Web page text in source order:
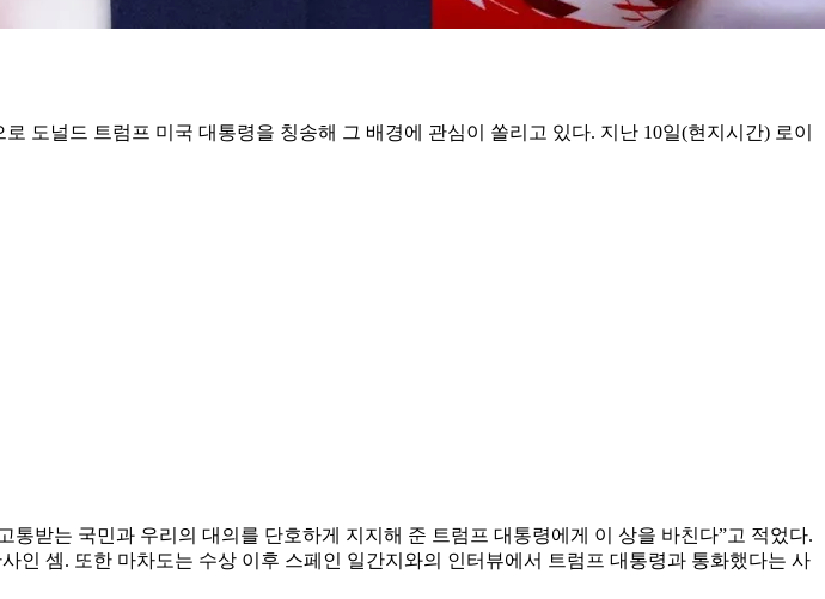
도널드 트럼프 미국 대통령을 칭송해 그 배경에 관심이 쏠리고 있다. 지난 10일(현지시간) 로이
받는 국민과 우리의 대의를 단호하게 지지해 준 트럼프 대통령에게 이 상을 바친다”고 적었다.
셈. 또한 마차도는 수상 이후 스페인 일간지와의 인터뷰에서 트럼프 대통령과 통화했다는 사